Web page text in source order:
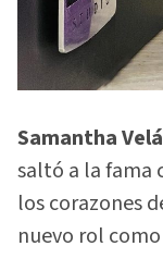
Samantha
saltó a la fama
los corazones
nuevo rol